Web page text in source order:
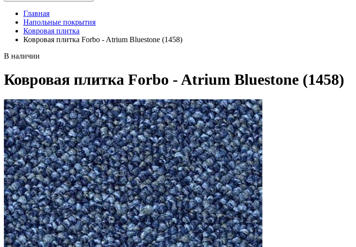
Главная
Напольные покрытия
Ковровая плитка
Ковровая плитка Forbo - Atrium Bluestone (1458)
В наличии
Ковровая плитка Forbo - Atrium Bluestone (1458)